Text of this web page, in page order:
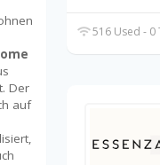
516 Used - 0
Der
auf